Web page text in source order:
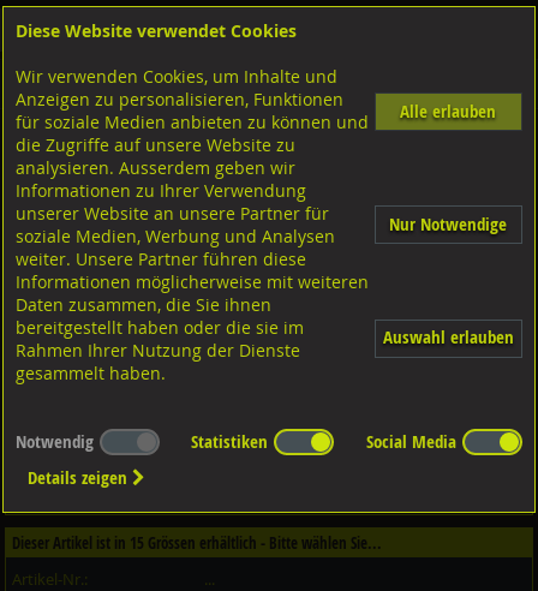
Shop Sicherungselemente Klemmscheiben-Sicherungsringe
KlemmscheibenFST schwarz,
Dieser Artikel ist in1Qualitäten erhältlich - Bitte wählen Sie...
Qualität / Oberfläche
Dieser Artikel ist in 15 Grössen erhältlich - Bitte wählen Sie...
Artikel-Nr.:
...
Diese Website verwendet Cookies
Wir verwenden Cookies, um Inhalte und
Anzeigen zu personalisieren, Funktionen
für soziale Medien anbieten zu können und
die Zugriffe auf unsere Website zu
analysieren. Ausserdem geben wir
Informationen zu Ihrer Verwendung
unserer Website an unsere Partner für
soziale Medien, Werbung und Analysen
weiter. Unsere Partner führen diese
Informationen möglicherweise mit weiteren
Daten zusammen, die Sie ihnen
bereitgestellt haben oder die sie im
Rahmen Ihrer Nutzung der Dienste
gesammelt haben.
Alle erlauben
Nur Notwendige
Auswahl erlauben
Notwendig Statistiken
Social Media
Details zeigen